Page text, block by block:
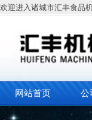
欢迎进入诸城市汇丰食品
网站首页 公